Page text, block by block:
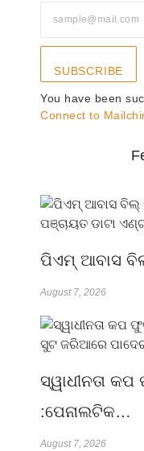
SUBSCRIBE
You have been
Connect to
ପିଏମ୍ ଆବାସ
August 7, 2026
ସ୍ୱାଧୀନତା
:ପେନାଲଟିକ…
August 7, 2026